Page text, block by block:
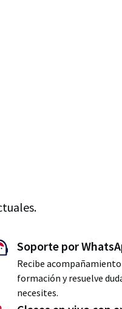
Soporte por
Recibe
formación y resuelve
necesites.